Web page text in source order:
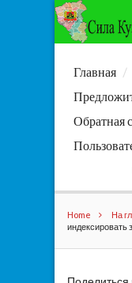
Главная
Обратная
Home На
индексировать